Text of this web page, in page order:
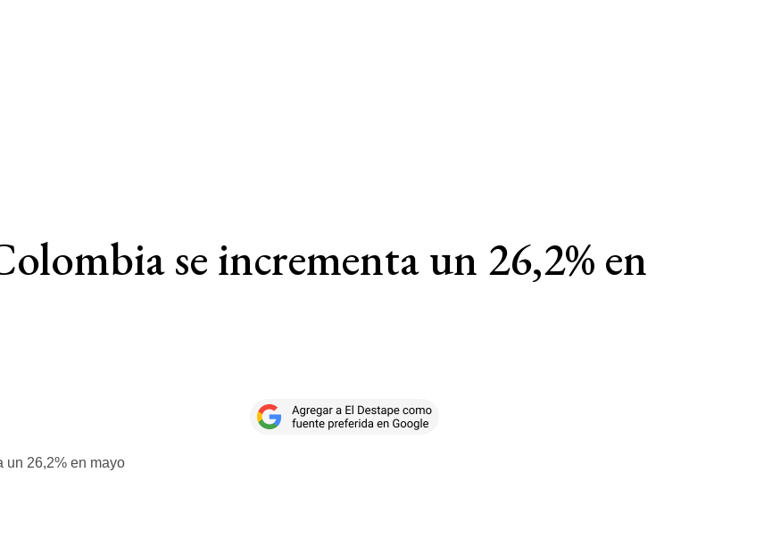
se incrementa un 26,2% en